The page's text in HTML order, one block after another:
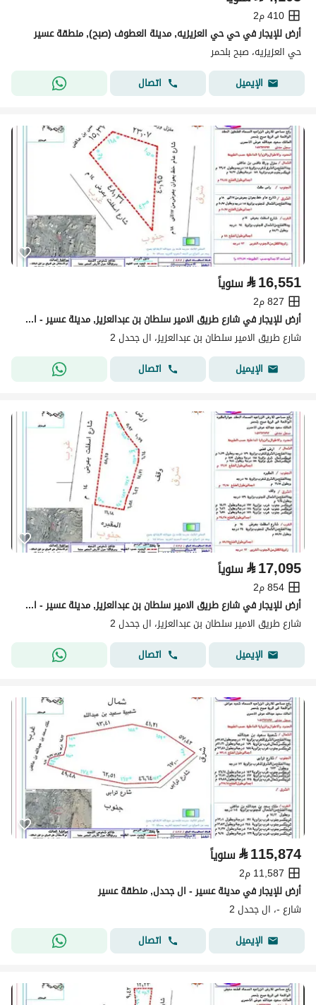
410 م2
أرض للإيجار في حي حي العزيزيه, مدينة العطوف (صبح), منطقة عسير
حي العزيزيه، صبح بلحمر
الإيميل
اتصال
⃁16,551 سنوياً
827 م2
أرض للإيجار في شارع طريق الامير سلطان بن عبدالعزيز, مدينة عسير - ال جحدل, منطقة عسير
شارع طريق الامير سلطان بن عبدالعزيز، ال جحدل 2
الإيميل
اتصال
⃁17,095 سنوياً
854 م2
أرض للإيجار في شارع طريق الامير سلطان بن عبدالعزيز, مدينة عسير - ال جحدل, منطقة عسير
شارع طريق الامير سلطان بن عبدالعزيز، ال جحدل 2
الإيميل
اتصال
⃁115,874 سنوياً
11,587 م2
أرض للإيجار في مدينة عسير - ال جحدل, منطقة عسير
شارع -، ال جحدل 2
الإيميل
اتصال